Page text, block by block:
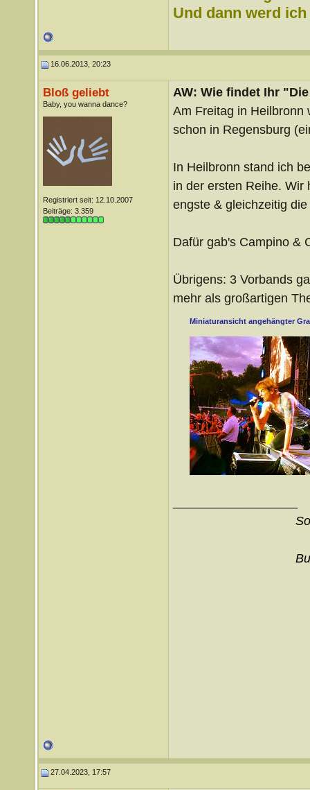
Und dann werd
16.06.2013, 20:23
Bloß geliebt
Baby, you wanna dance?
Registriert seit: 12.10.2007
Beiträge: 3.359
AW: Wie findet Ihr
Am Freitag in Heilbronn
schon in Regensburg
In Heilbronn stand ich
in der ersten Reihe. Wir
engste & gleichzeitig
Dafür gab's Campino &
Übrigens: 3 Vorbands
mehr als großartigen
Miniaturansicht angehängter
27.04.2023, 17:57